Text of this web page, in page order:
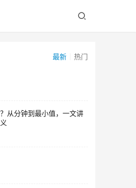
最新 热门
从分钟到最小值，一文讲